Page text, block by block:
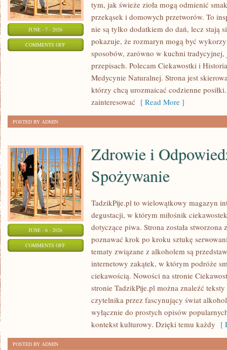
JUNE - 7 - 2026
COMMENTS OFFON
PRZYPRAW
tym, jak świeże zioła mogą odmienić
przekąsek i domowych przetworów. To
nie są tylko dodatkiem do dań, lecz stają
pokazuje, że rozmaryn mogą być
sposobów, zarówno w kuchni
przepisach. Polecam Ciekawostki i
Medycynie Naturalnej. Strona jest
którzy chcą urozmaicać codzienne
zainteresować [ Read More ]
POSTED BY ADMIN
JUNE - 6 - 2026
COMMENTS OFFON
Zdrowie i
Spożywanie
TadzikPije.pl to wielowątkowy magazyn
degustacji, w którym miłośnik
dotyczące piwa. Strona została
poznawać krok po kroku sztukę
tematy związane z alkoholem są
internetowy zakątek, w którym podróże
ciekawością. Nowości na stronie
stronie TadzikPije.pl można znaleźć
czytelnika przez fascynujący świat
wyłącznie do prostych opisów
kontekst kulturowy. Dzięki temu każdy [
POSTED BY ADMIN